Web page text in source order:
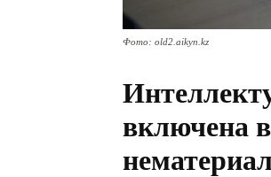
Фото: old2.aikyn.kz
включена